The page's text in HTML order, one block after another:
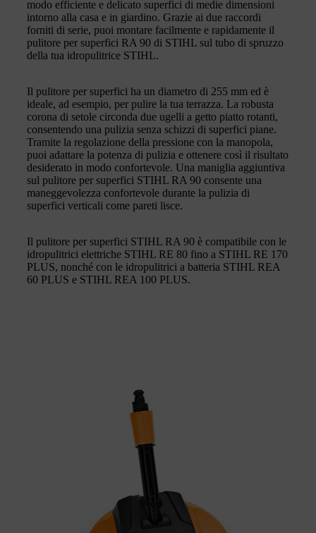
modo efficiente e delicato superfici di medie dimensioni
intorno alla casa e in giardino. Grazie ai due raccordi
forniti di serie, puoi montare facilmente e rapidamente il
pulitore per superfici RA 90 di STIHL sul tubo di spruzzo
della tua idropulitrice STIHL.
Il pulitore per superfici ha un diametro di 255 mm ed è
ideale, ad esempio, per pulire la tua terrazza. La robusta
corona di setole circonda due ugelli a getto piatto rotanti,
consentendo una pulizia senza schizzi di superfici piane.
Tramite la regolazione della pressione con la manopola,
puoi adattare la potenza di pulizia e ottenere così il risultato
desiderato in modo confortevole. Una maniglia aggiuntiva
sul pulitore per superfici STIHL RA 90 consente una
maneggevolezza confortevole durante la pulizia di
superfici verticali come pareti lisce.
Il pulitore per superfici STIHL RA 90 è compatibile con le
idropulitrici elettriche STIHL RE 80 fino a STIHL RE 170
PLUS, nonché con le idropulitrici a batteria STIHL REA
60 PLUS e STIHL REA 100 PLUS.